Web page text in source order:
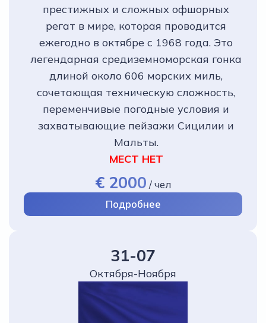
престижных и сложных офшорных
регат в мире, которая проводится
ежегодно в октябре с 1968 года. Это
легендарная средиземноморская гонка
длиной около 606 морских миль,
сочетающая техническую сложность,
переменчивые погодные условия и
захватывающие пейзажи Сицилии и
Мальты.
МЕСТ НЕТ
€ 2000 /чел
Подробнее
31-07
Октября-Ноября